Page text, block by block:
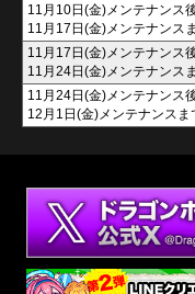
11月10日(金)メンテナンス
11月17日(金)メンテナンス
11月17日(金)メンテナンス
11月24日(金)メンテナンス
11月24日(金)メンテナンス
12月1日(金)メンテナンスま